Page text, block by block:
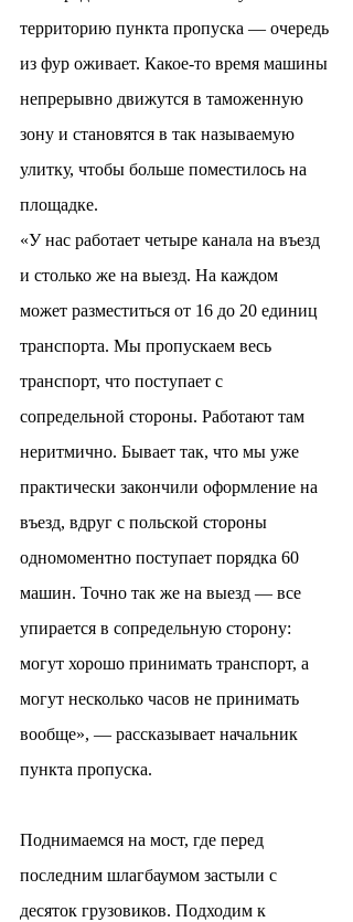
территорию пункта пропуска — очередь
из фур оживает. Какое-то время машины
непрерывно движутся в таможенную
зону и становятся в так называемую
улитку, чтобы больше поместилось на
площадке.
«У нас работает четыре канала на въезд
и столько же на выезд. На каждом
может разместиться от 16 до 20 единиц
транспорта. Мы пропускаем весь
транспорт, что поступает с
сопредельной стороны. Работают там
неритмично. Бывает так, что мы уже
практически закончили оформление на
въезд, вдруг с польской стороны
одномоментно поступает порядка 60
машин. Точно так же на выезд — все
упирается в сопредельную сторону:
могут хорошо принимать транспорт, а
могут несколько часов не принимать
вообще», — рассказывает начальник
пункта пропуска.
Поднимаемся на мост, где перед
последним шлагбаумом застыли с
десяток грузовиков. Подходим к